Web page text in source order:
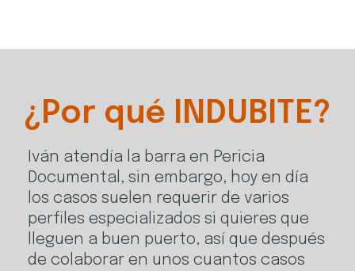
¿Por qué INDUBITE?
Iván atendía la barra en Pericia
Documental, sin embargo, hoy en día
los casos suelen requerir de varios
perfiles especializados si quieres que
lleguen a buen puerto, así que después
de colaborar en unos cuantos casos